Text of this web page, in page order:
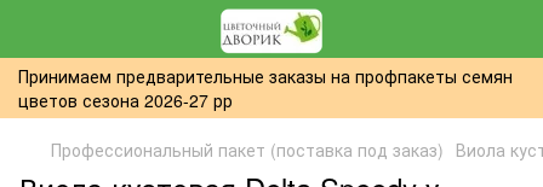
Принимаем предварительные заказы на профпакеты семян
цветов сезона 2026-27 рр
Профессиональный пакет (поставка под заказ) Виола